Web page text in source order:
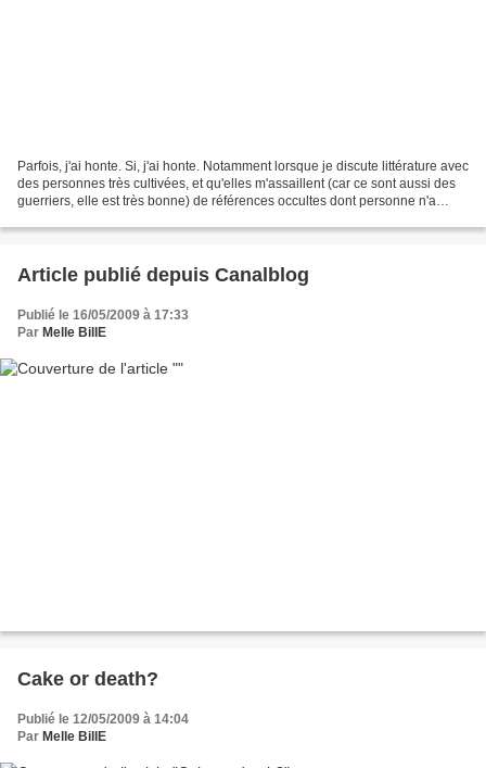
Parfois, j'ai honte. Si, j'ai honte. Notamment lorsque je discute littérature avec
des personnes très cultivées, et qu'elles m'assaillent (car ce sont aussi des
guerriers, elle est très bonne) de références occultes dont personne n'a
Article publié depuis Canalblog
Publié le 16/05/2009 à 17:33
Par Melle BillE
Cake or death?
Publié le 12/05/2009 à 14:04
Par Melle BillE